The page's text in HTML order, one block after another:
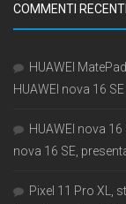
COMMENTI RECENTI
HUAWEI
HUAWEI nova 16
HUAWEI nova
nova 16 SE,
Pixel 11 Pro XL,